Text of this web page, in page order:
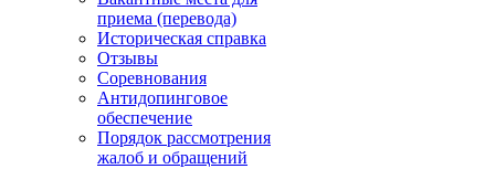
приема (перевода)
Историческая справка
Отзывы
Соревнования
Антидопинговое
обеспечение
Порядок рассмотрения
жалоб и обращений